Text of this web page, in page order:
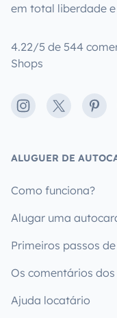
em total liberdade
4.22/5 de 544
Shops
Instagram
X
ALUGUER DE
Como funciona?
Alugar uma
Primeiros passos
Os comentários
Ajuda locatário